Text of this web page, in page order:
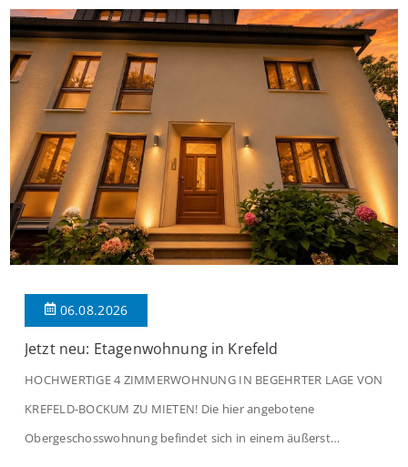
06.08.2026
Jetzt neu: Etagenwohnung in Krefeld
HOCHWERTIGE 4 ZIMMERWOHNUNG IN BEGEHRTER LAGE VON
KREFELD-BOCKUM ZU MIETEN! Die hier angebotene
Obergeschosswohnung befindet sich in einem äußerst